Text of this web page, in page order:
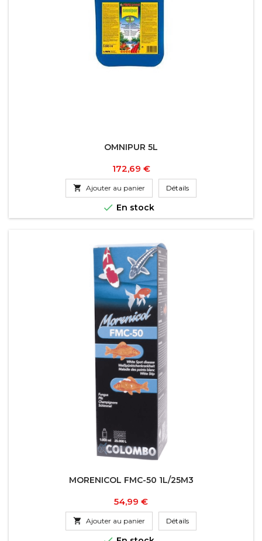
OMNIPUR 5L
Prix
172,69 €
 Ajouter au panier Détails
 En stock
MORENICOL FMC-50 1L/25M3
Prix
54,99 €
 Ajouter au panier Détails